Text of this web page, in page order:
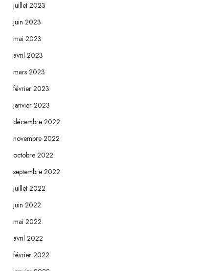
juillet 2023
juin 2023
mai 2023
avril 2023
mars 2023
février 2023
janvier 2023
décembre 2022
novembre 2022
octobre 2022
septembre 2022
juillet 2022
juin 2022
mai 2022
avril 2022
février 2022